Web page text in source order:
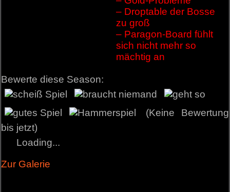
– Droptable der Bosse
zu groß
– Paragon-Board fühlt
sich nicht mehr so
mächtig an
Bewerte diese Season:
(Keine Bewertung
bis jetzt)
Loading...
Zur Galerie